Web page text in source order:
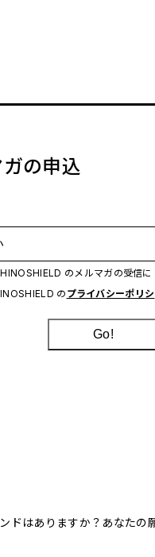
ガの申込
のメルマガの受信に
の プライバシーポリシ
Go!
ドはありますか？あなたの